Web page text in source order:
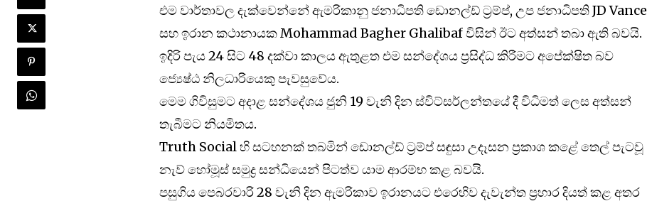
එම වාර්තාවල දැක්වෙන්නේ ඇමරිකානු ජනාධිපති ඩොනල්ඩ් ට්‍රම්ප්, උප ජනාධිපති JD Vance
සහ ඉරාන කථානායක Mohammad Bagher Ghalibaf විසින් ඊට අත්සන් තබා ‍ඇති බවයි.
ඉදිරි පැය 24 සිට 48 දක්වා කාලය ඇතුළත එම සන්දේශය ප්‍රසිද්ධ කිරීමට අපේක්ෂිත බව
ජ්‍යෙෂ්ඨ නිලධාරියෙකු පැවසුවේය.
මෙම ගිවිසුමට අදාළ සන්දේශය ජුනි 19 වැනි දින ස්විට්සර්ලන්තයේ දී විධිමත් ලෙස අත්සන්
තැබීමට නියමිතය.
Truth Social හි සටහනක් තබමින් ඩොනල්ඩ් ට්‍රම්ප් සඳුසා උදෑසන ප්‍රකාශ කළේ තෙල් පැටවූ
නැව් හෝමූස් සමුද්‍ර සන්ධියෙන් පිටත්ව යාම ආරම්භ කළ බවයි.
පසුගිය පෙබරවාරි 28 වැනි දින ඇමරිකාව ඉරානයට එරෙහිව දැවැන්ත ප්‍රහාර දියත් කළ අතර